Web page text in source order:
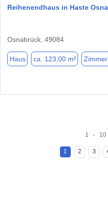
Reihenendhaus in Haste
Osnabrück, 49084
Haus ca. 123,00 m²
1 - 10
1 2 3